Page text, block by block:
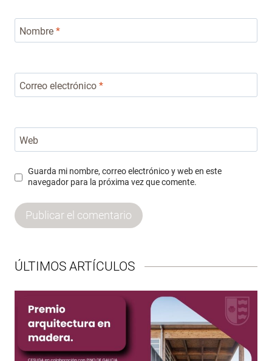
Nombre *
Correo electrónico *
Web
Guarda mi nombre, correo electrónico y web en este
navegador para la próxima vez que comente.
ÚLTIMOS ARTÍCULOS